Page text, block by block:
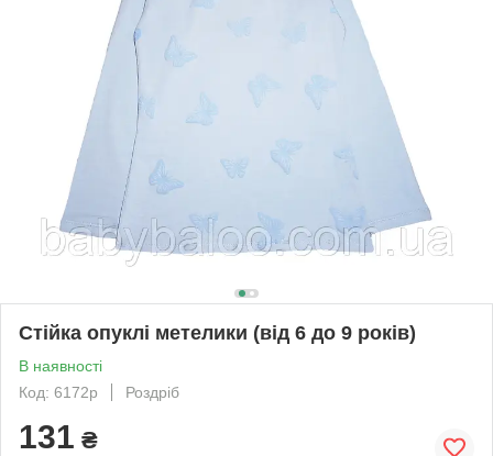
Стійка опуклі метелики (від 6 до 9 років)
В наявності
Код: 6172р
Роздріб
131 ₴